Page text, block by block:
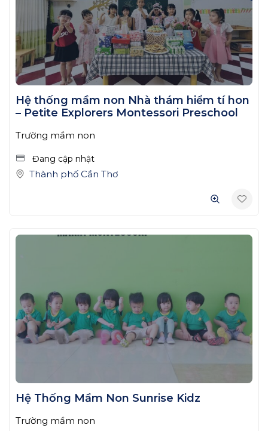
Hệ thống mầm non Nhà thám hiểm tí hon
– Petite Explorers Montessori Preschool
Trường mầm non
Đang cập nhật
Thành phố Cần Thơ
Hệ Thống Mầm Non Sunrise Kidz
Trường mầm non